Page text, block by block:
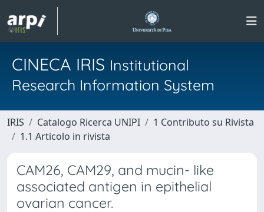
CINECA IRIS Institutional
Research Information System
IRIS Catalogo Ricerca UNIPI
1 Contributo su Rivista
1.1 Articolo in rivista
CAM26, CAM29, and mucin- like
associated antigen in epithelial
ovarian cancer.